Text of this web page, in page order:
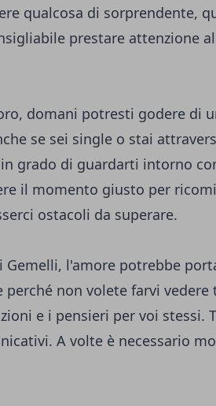
qualcosa di sorprendente,
prestare attenzione
domani potresti godere di
se sei single o stai
grado di guardarti intorno
il momento giusto per
ostacoli da superare.
i Gemelli, l'amore potrebbe
perché non volete farvi
e i pensieri per voi stessi.
A volte è necessario